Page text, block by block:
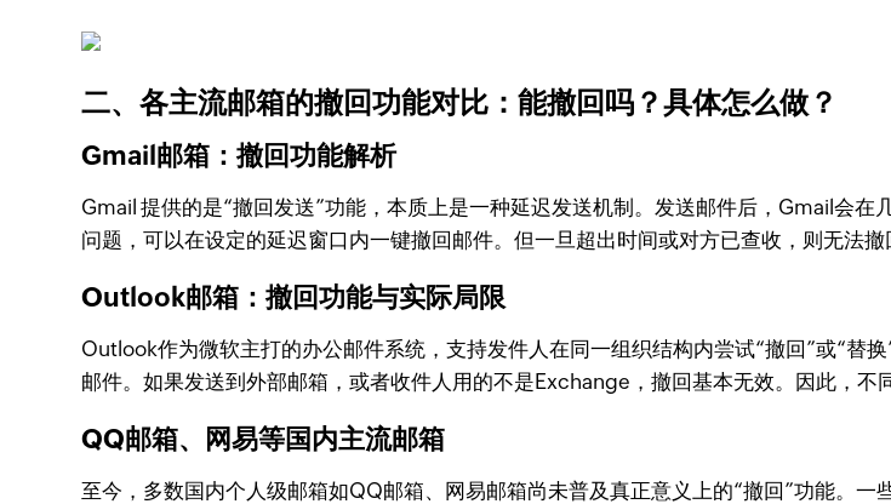
二、各主流邮箱的撤回功能对比：能撤回吗？具体怎么做？
Gmail邮箱：撤回功能解析
Gmail 提供的是“撤回发送”功能，本质上是一种延迟发送机制。发送邮件后，Gmail会
问题，可以在设定的延迟窗口内一键撤回邮件。但一旦超出时间或对方已查收，则无法撤
Outlook邮箱：撤回功能与实际局限
Outlook作为微软主打的办公邮件系统，支持发件人在同一组织结构内尝试“撤回”或“替
邮件。如果发送到外部邮箱，或者收件人用的不是Exchange，撤回基本无效。因此，
QQ邮箱、网易等国内主流邮箱
至今，多数国内个人级邮箱如QQ邮箱、网易邮箱尚未普及真正意义上的“撤回”功能。